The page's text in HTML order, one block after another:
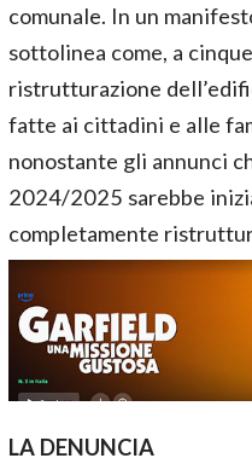
comunale. In un
sottolinea come, a
ristrutturazione
fatte ai cittadini e alle
nonostante gli annunci
2024/2025 sarebbe
completamente
LA DENUNCIA